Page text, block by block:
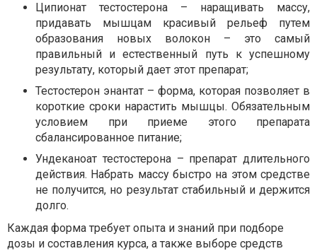
Ципионат тестостерона – наращивать массу,
придавать мышцам красивый рельеф путем
образования новых волокон – это самый
правильный и естественный путь к успешному
результату, который дает этот препарат;
Тестостерон энантат – форма, которая позволяет в
короткие сроки нарастить мышцы. Обязательным
условием при приеме этого препарата
сбалансированное питание;
Ундеканоат тестостерона – препарат длительного
действия. Набрать массу быстро на этом средстве
не получится, но результат стабильный и держится
долго.
Каждая форма требует опыта и знаний при подборе
дозы и составления курса, а также выборе средств